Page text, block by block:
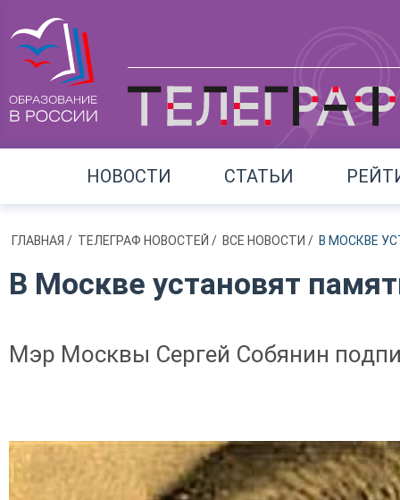
НОВОСТИ СТАТЬИ
ГЛАВНАЯ / ТЕЛЕГРАФ НОВОСТЕЙ / ВСЕ НОВОСТИ / В МОСКВЕ
В Москве установят
Мэр Москвы Сергей Собянин